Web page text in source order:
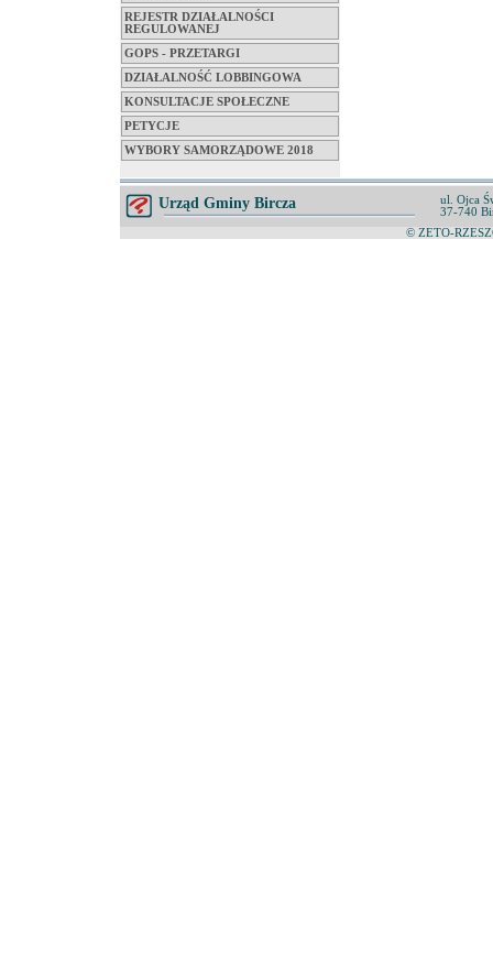
REJESTR DZIAŁALNOŚCI
REGULOWANEJ
GOPS - PRZETARGI
DZIAŁALNOŚĆ LOBBINGOWA
KONSULTACJE SPOŁECZNE
PETYCJE
WYBORY SAMORZĄDOWE 2018
Urząd Gminy Bircza
ul. Ojca
37-740
© ZETO-